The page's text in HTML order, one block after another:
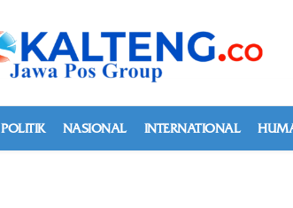
POLITIK NASIONAL INTERNATIONAL